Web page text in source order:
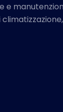
e